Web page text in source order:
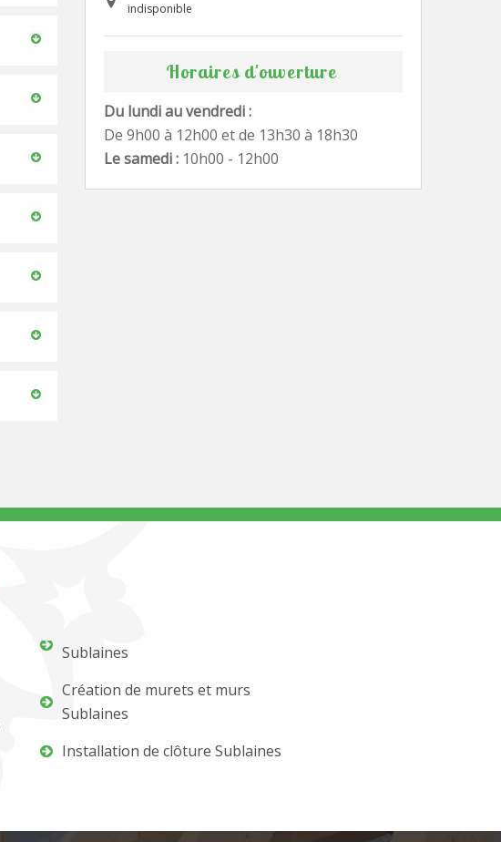
indisponible
Horaires d'ouverture
Du lundi au vendredi :
De 9h00 à 12h00 et de 13h30 à 18h30
Le samedi : 10h00 - 12h00
Sublaines
Création de murets et murs
Sublaines
Installation de clôture Sublaines